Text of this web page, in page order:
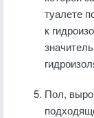
туалете
к
Пол,